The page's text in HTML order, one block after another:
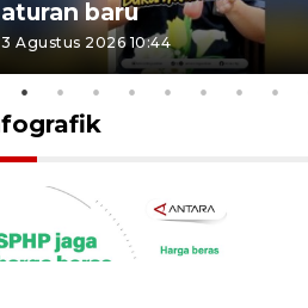
aturan baru
3 Agustus 2026 10:44